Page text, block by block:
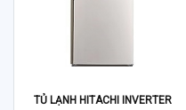
TỦ LẠNH HITACHI INVERTER